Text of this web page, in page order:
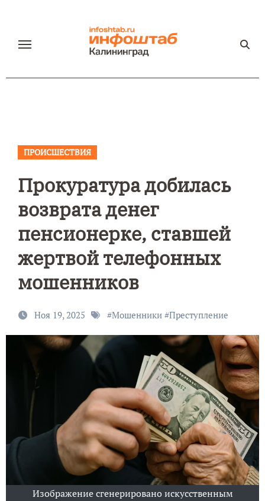
содержанию
ПРОИСШЕСТВИЯ
Прокуратура добилась
возврата денег
пенсионерке, ставшей
жертвой телефонных
мошенников
Ноя 19, 2025 #Мошенники#Преступление
Изображение сгенерировано искусственным